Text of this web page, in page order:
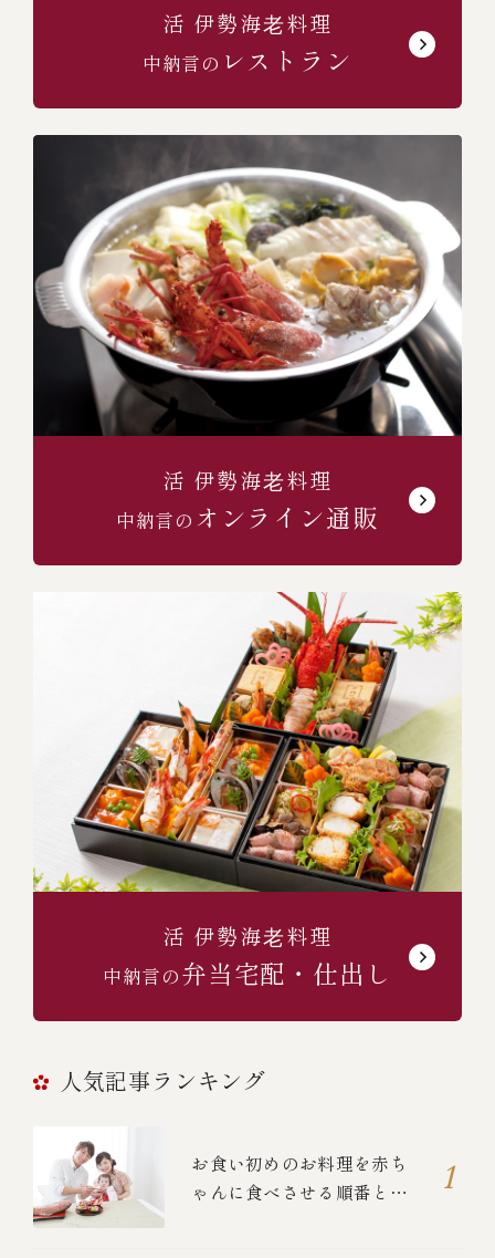
活 伊勢海⽼料理
中納言の レストラン
活 伊勢海⽼料理
中納言の オンライン通販
活 伊勢海⽼料理
中納言の弁当宅配・仕出し
人気記事ランキング
お食い初めのお料理を赤ち
ゃんに食べさせる順番と